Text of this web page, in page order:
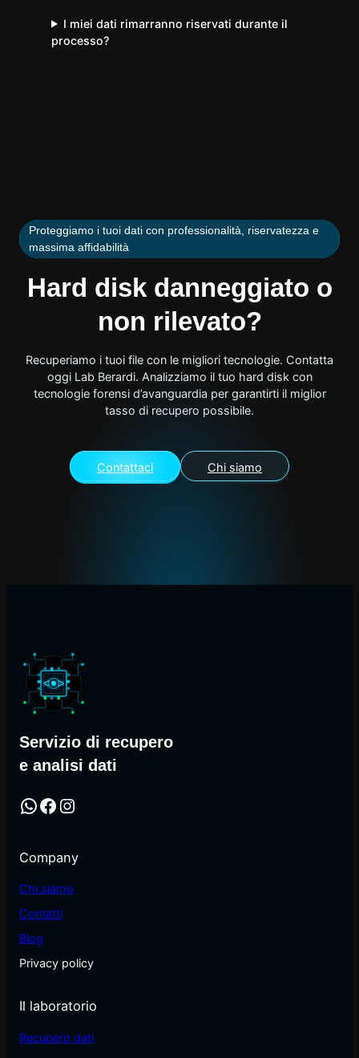
I miei dati rimarranno riservati durante il
processo?
Proteggiamo i tuoi dati con professionalità, riservatezza e
massima affidabilità
Hard disk danneggiato o
non rilevato?
Recuperiamo i tuoi file con le migliori tecnologie. Contatta
oggi Lab Berardi. Analizziamo il tuo hard disk con
tecnologie forensi d’avanguardia per garantirti il miglior
tasso di recupero possibile.
Contattaci Chi siamo
Servizio di recupero
e analisi dati
WhatsApp Facebook Instagram
Company
Chi siamo
Contatti
Blog
Privacy policy
Il laboratorio
Recupero dati